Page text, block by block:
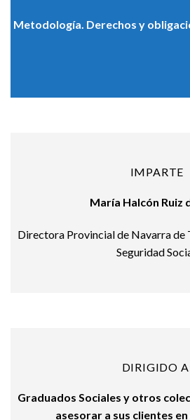
Metodología. Derechos y
IMPARTE
María Halcón Ruiz
Directora Provincial de Navarra de
Seguridad
DIRIGIDO
Graduados Sociales y otros
asesorar a sus clientes